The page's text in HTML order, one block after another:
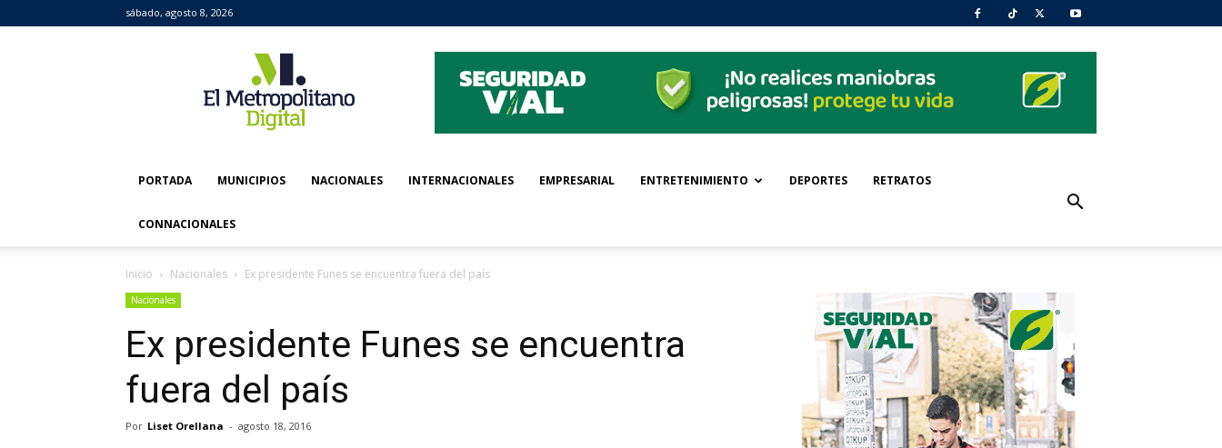
sábado, agosto 8, 2026
Metropolitano
Digital
PORTADA MUNICIPIOS NACIONALES INTERNACIONALES EMPRESARIAL ENTRETENIMIENTO DEPORTES RETRATOS
CONNACIONALES
Inicio Nacionales Ex presidente Funes se encuentra fuera del país
Nacionales
Ex presidente Funes se encuentra
fuera del país
Por Liset Orellana - agosto 18, 2016